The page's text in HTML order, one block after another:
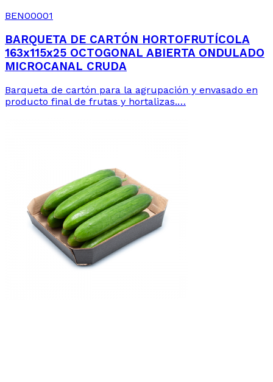
BEN00001
BARQUETA DE CARTÓN HORTOFRUTÍCOLA
163x115x25 OCTOGONAL ABIERTA ONDULADO
MICROCANAL CRUDA
Barqueta de cartón para la agrupación y envasado en
producto final de frutas y hortalizas.…